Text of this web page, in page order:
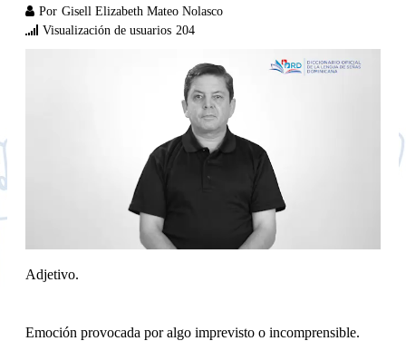
Por Gisell Elizabeth Mateo Nolasco
Visualización de usuarios 204
Adjetivo.
Emoción provocada por algo imprevisto o incomprensible.